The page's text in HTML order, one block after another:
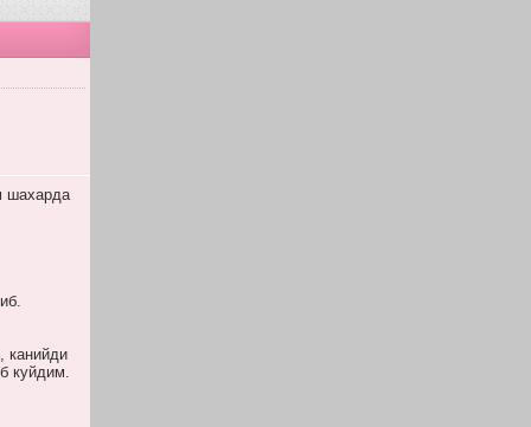
шахарда
канийди
куйдим.